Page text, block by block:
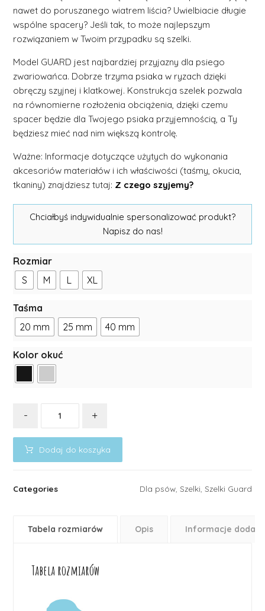
nawet do poruszanego wiatrem liścia? Uwielbiacie długie
wspólne spacery? Jeśli tak, to może najlepszym
rozwiązaniem w Twoim przypadku są szelki.
Model GUARD jest najbardziej przyjazny dla psiego
zwariowańca. Dobrze trzyma psiaka w ryzach dzięki
obręczy szyjnej i klatkowej. Konstrukcja szelek pozwala
na równomierne rozłożenia obciążenia, dzięki czemu
spacer będzie dla Twojego psiaka przyjemnością, a Ty
będziesz mieć nad nim większą kontrolę.
Ważne: Informacje dotyczące użytych do wykonania
akcesoriów materiałów i ich właściwości (taśmy, okucia,
tkaniny) znajdziesz tutaj: Z czego szyjemy?
Chciałbyś indywidualnie spersonalizować produkt?
Napisz do nas!
Rozmiar
S
M L XL
Taśma
20 mm
25 mm 40 mm
Kolor okuć
- +
Dodaj do koszyka
Categories Dla psów, Szelki Szelki Guard
Tabela rozmiarów Opis Informacje
Tabela rozmiarów